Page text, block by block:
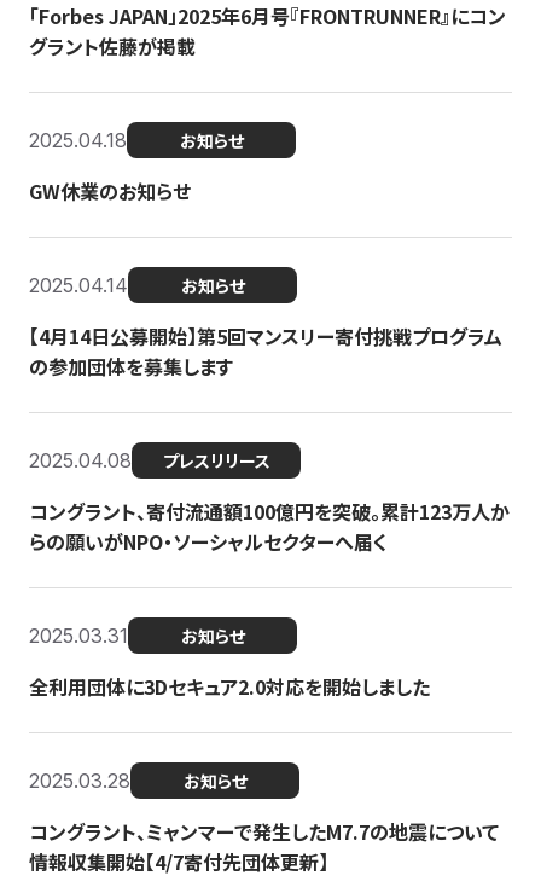
「Forbes JAPAN」2025年6月号『FRONTRUNNER』にコン
グラント佐藤が掲載
2025.04.18 お知らせ
GW休業のお知らせ
2025.04.14 お知らせ
【4月14日公募開始】第5回マンスリー寄付挑戦プログラム
の参加団体を募集します
2025.04.08 プレスリリース
コングラント、寄付流通額100億円を突破。累計123万人か
らの願いがNPO・ソーシャルセクターへ届く
2025.03.31 お知らせ
全利用団体に3Dセキュア2.0対応を開始しました
2025.03.28 お知らせ
コングラント、ミャンマーで発生したM7.7の地震について
情報収集開始【4/7寄付先団体更新】